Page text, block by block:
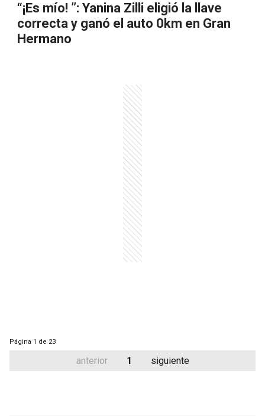
“¡Es mío! ”: Yanina Zilli eligió la llave
correcta y ganó el auto 0km en Gran
Hermano
Página 1 de 23
anterior 1 siguiente